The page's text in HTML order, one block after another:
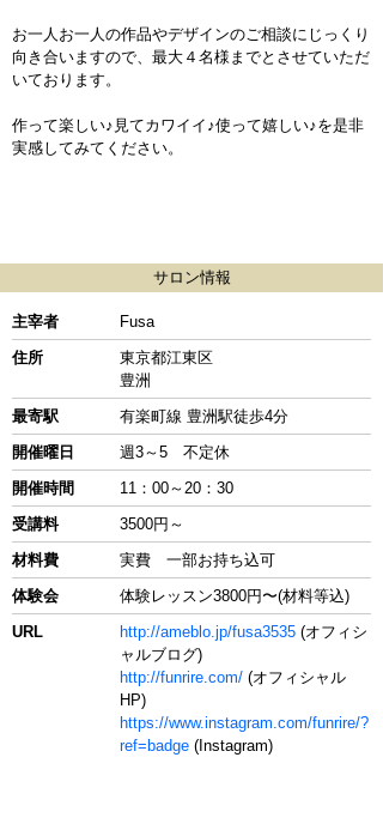
お一人お一人の作品やデザインのご相談にじっくり
向き合いますので、最大４名様までとさせていただ
いております。
作って楽しい♪見てカワイイ♪使って嬉しい♪を是非
実感してみてください。
サロン情報
主宰者
Fusa
住所
東京都江東区
豊洲
最寄駅
有楽町線 豊洲駅徒歩4分
開催曜日
週3～5 不定休
開催時間
11：00～20：30
受講料
3500円～
材料費
実費 一部お持ち込可
体験会
体験レッスン3800円〜(材料等込)
URL
http://ameblo.jp/fusa3535 (オフィシ
ャルブログ)
http://funrire.com/ (オフィシャル
HP)
https://www.instagram.com/funrire/?
ref=badge (Instagram)